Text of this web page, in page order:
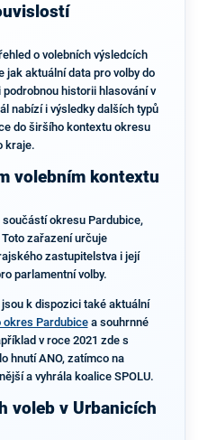
o volebních výsledcích
jak aktuální data pro volby do
historii hlasování v
nabízí i výsledky dalších typů
do širšího kontextu okresu
kraje.
volebním kontextu
okresu Pardubice,
zařazení určuje
zastupitelstva i její
parlamentní volby.
k dispozici také aktuální
okres Pardubicea souhrnné
v roce 2021 zde s
hnutí ANO, zatímco na
a vyhrála koalice SPOLU.
voleb v Urbanicích